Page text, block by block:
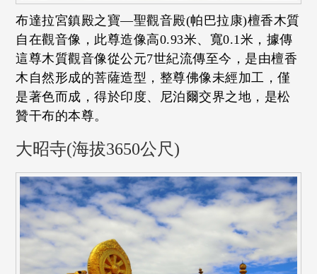
布達拉宮鎮殿之寶—聖觀音殿(帕巴拉康)檀香木質
自在觀音像，此尊造像高0.93米、寬0.1米，據傳
這尊木質觀音像從公元7世紀流傳至今，是由檀香
木自然形成的菩薩造型，整尊佛像未經加工，僅
是著色而成，得於印度、尼泊爾交界之地，是松
贊干布的本尊。
大昭寺(海拔3650公尺)